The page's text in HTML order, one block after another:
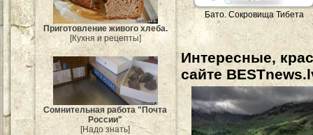
Приготовление живого хлеба.
[Кухня и рецепты]
Сомнительная работа "Почта
России"
[Надо знать]
Бато. Сокровища Тибета
Интересные,
сайте